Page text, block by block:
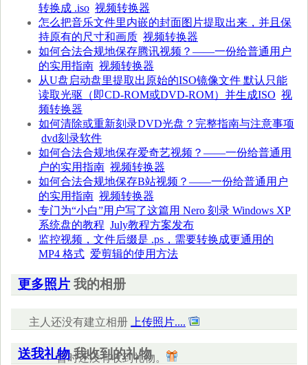
转换成 .iso 视频转换器
怎么把音乐文件里内嵌的封面图片提取出来，并且保
持原有的尺寸和画质 视频转换器
如何合法合规地保存腾讯视频？——一份给普通用户
的实用指南 视频转换器
从U盘启动盘里提取出原始的ISO镜像文件 默认只能
读取光驱（即CD-ROM或DVD-ROM）并生成ISO 视
频转换器
如何清除或重新刻录DVD光盘？完整指南与注意事项
dvd刻录软件
如何合法合规地保存爱奇艺视频？——一份给普通用
户的实用指南 视频转换器
如何合法合规地保存B站视频？——一份给普通用户
的实用指南 视频转换器
专门为“小白”用户写了这篇用 Nero 刻录 Windows XP
系统盘的教程 July教程方案发布
监控视频，文件后缀是 .ps，需要转换成更通用的
MP4 格式 爱剪辑的使用方法
更多照片 我的相册
主人还没有建立相册 上传照片....
送我礼物我收到的礼物
暂时还没有收到礼物。